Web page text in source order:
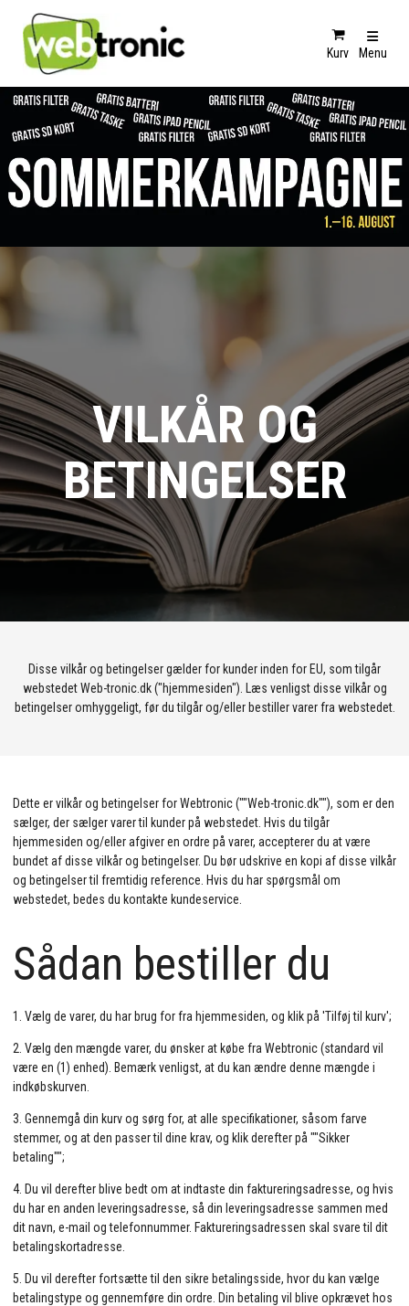
Kurv Menu
VILKÅR OG
BETINGELSER
Disse vilkår og betingelser gælder for kunder inden for EU, som tilgår
webstedet Web-tronic.dk ("hjemmesiden"). Læs venligst disse vilkår og
betingelser omhyggeligt, før du tilgår og/eller bestiller varer fra webstedet.
Dette er vilkår og betingelser for Webtronic (""Web-tronic.dk""), som er den
sælger, der sælger varer til kunder på webstedet. Hvis du tilgår
hjemmesiden og/eller afgiver en ordre på varer, accepterer du at være
bundet af disse vilkår og betingelser. Du bør udskrive en kopi af disse vilkår
og betingelser til fremtidig reference. Hvis du har spørgsmål om
webstedet, bedes du kontakte kundeservice.
Sådan bestiller du
1. Vælg de varer, du har brug for fra hjemmesiden, og klik på 'Tilføj til kurv';
2. Vælg den mængde varer, du ønsker at købe fra Webtronic (standard vil
være en (1) enhed). Bemærk venligst, at du kan ændre denne mængde i
indkøbskurven.
3. Gennemgå din kurv og sørg for, at alle specifikationer, såsom farve
stemmer, og at den passer til dine krav, og klik derefter på ""Sikker
betaling"";
4. Du vil derefter blive bedt om at indtaste din faktureringsadresse, og hvis
du har en anden leveringsadresse, så din leveringsadresse sammen med
dit navn, e-mail og telefonnummer. Faktureringsadressen skal svare til dit
betalingskortadresse.
5. Du vil derefter fortsætte til den sikre betalingsside, hvor du kan vælge
betalingstype og gennemføre din ordre. Din betaling vil blive opkrævet hos